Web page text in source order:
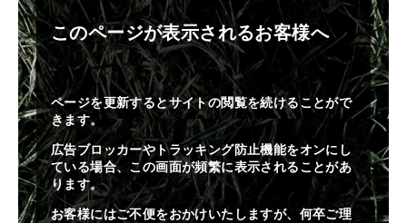
このページが表示されるお客様へ
ページを更新するとサイトの閲覧を続けることがで
きます。
広告ブロッカーやトラッキング防止機能をオンにし
ている場合、この画面が頻繁に表示されることがあ
ります。
お客様にはご不便をおかけいたしますが、何卒ご理